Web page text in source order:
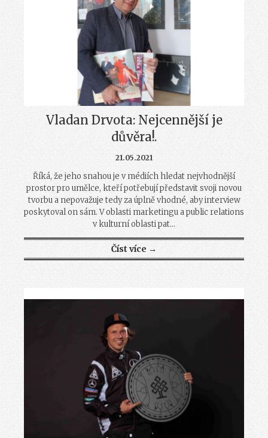
Vladan Drvota: Nejcennější je
důvěra!.
21.05.2021
Říká, že jeho snahou je v médiích hledat nejvhodnější
prostor pro umělce, kteří potřebují představit svoji novou
tvorbu a nepovažuje tedy za úplně vhodné, aby interview
poskytoval on sám. V oblasti marketingu a public relations
v kulturní oblasti pat...
Číst více →